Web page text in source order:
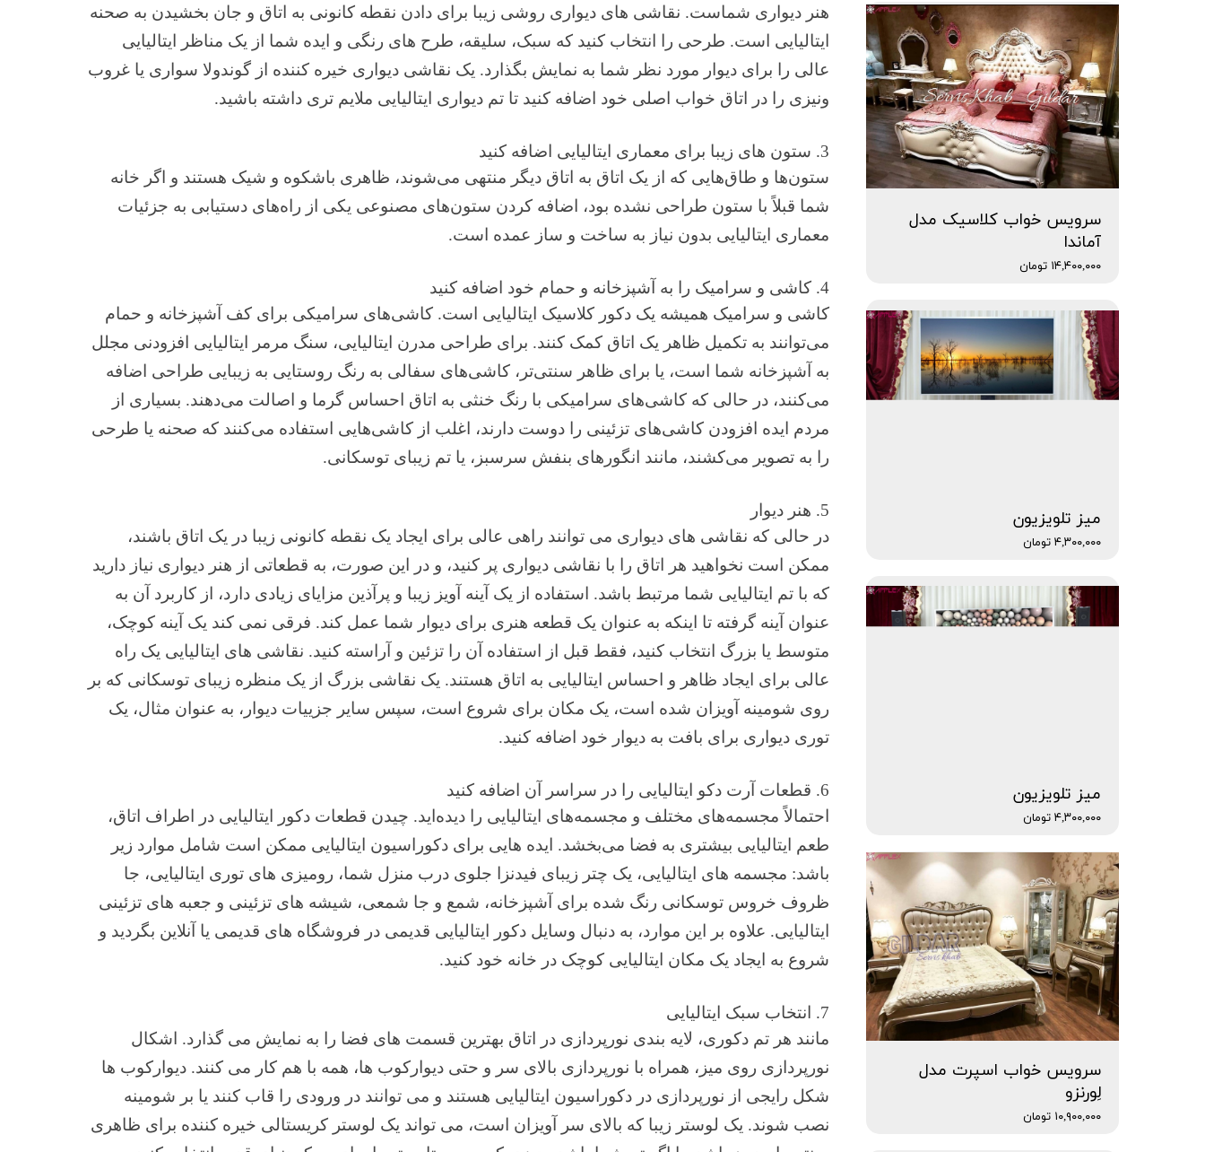
هنر دیواری شماست. نقاشی های دیواری روشی زیبا برای دادن نقطه کانونی به اتاق و جان بخشیدن به صحنه
ایتالیایی است. طرحی را انتخاب کنید که سبک، سلیقه، طرح های رنگی و ایده شما از یک مناظر ایتالیایی
عالی را برای دیوار مورد نظر شما به نمایش بگذارد. یک نقاشی دیواری خیره کننده از گوندولا سواری یا غروب
ونیزی را در اتاق خواب اصلی خود اضافه کنید تا تم دیواری ایتالیایی ملایم تری داشته باشید.
3. ستون های زیبا برای معماری ایتالیایی اضافه کنید
ستون‌ها و طاق‌هایی که از یک اتاق به اتاق دیگر منتهی می‌شوند، ظاهری باشکوه و شیک هستند و اگر خانه
شما قبلاً با ستون طراحی نشده بود، اضافه کردن ستون‌های مصنوعی یکی از راه‌های دستیابی به جزئیات
معماری ایتالیایی بدون نیاز به ساخت و ساز عمده است.
4. کاشی و سرامیک را به آشپزخانه و حمام خود اضافه کنید
کاشی و سرامیک همیشه یک دکور کلاسیک ایتالیایی است. کاشی‌های سرامیکی برای کف آشپزخانه و حمام
می‌توانند به تکمیل ظاهر یک اتاق کمک کنند. برای طراحی مدرن ایتالیایی، سنگ مرمر ایتالیایی افزودنی مجلل
به آشپزخانه شما است، یا برای ظاهر سنتی‌تر، کاشی‌های سفالی به رنگ روستایی به زیبایی طراحی اضافه
می‌کنند، در حالی که کاشی‌های سرامیکی با رنگ خنثی به اتاق احساس گرما و اصالت می‌دهند. بسیاری از
مردم ایده افزودن کاشی‌های تزئینی را دوست دارند، اغلب از کاشی‌هایی استفاده می‌کنند که صحنه یا طرحی
را به تصویر می‌کشند، مانند انگورهای بنفش سرسبز، یا تم زیبای توسکانی.
5. هنر دیوار
در حالی که نقاشی های دیواری می توانند راهی عالی برای ایجاد یک نقطه کانونی زیبا در یک اتاق باشند،
ممکن است نخواهید هر اتاق را با نقاشی دیواری پر کنید، و در این صورت، به قطعاتی از هنر دیواری نیاز دارید
که با تم ایتالیایی شما مرتبط باشد. استفاده از یک آینه آویز زیبا و پرآذین مزایای زیادی دارد، از کاربرد آن به
عنوان آینه گرفته تا اینکه به عنوان یک قطعه هنری برای دیوار شما عمل کند. فرقی نمی کند یک آینه کوچک،
متوسط یا بزرگ انتخاب کنید، فقط قبل از استفاده آن را تزئین و آراسته کنید. نقاشی های ایتالیایی یک راه
عالی برای ایجاد ظاهر و احساس ایتالیایی به اتاق هستند. یک نقاشی بزرگ از یک منظره زیبای توسکانی که بر
روی شومینه آویزان شده است، یک مکان برای شروع است، سپس سایر جزییات دیوار، به عنوان مثال، یک
توری دیواری برای بافت به دیوار خود اضافه کنید.
6. قطعات آرت دکو ایتالیایی را در سراسر آن اضافه کنید
احتمالاً مجسمه‌های مختلف و مجسمه‌های ایتالیایی را دیده‌اید. چیدن قطعات دکور ایتالیایی در اطراف اتاق،
طعم ایتالیایی بیشتری به فضا می‌بخشد. ایده هایی برای دکوراسیون ایتالیایی ممکن است شامل موارد زیر
باشد: مجسمه های ایتالیایی، یک چتر زیبای فیدنزا جلوی درب منزل شما، رومیزی های توری ایتالیایی، جا
ظروف خروس توسکانی رنگ شده برای آشپزخانه، شمع و جا شمعی، شیشه های تزئینی و جعبه های تزئینی
ایتالیایی. علاوه بر این موارد، به دنبال وسایل دکور ایتالیایی قدیمی در فروشگاه های قدیمی یا آنلاین بگردید و
شروع به ایجاد یک مکان ایتالیایی کوچک در خانه خود کنید.
7. انتخاب سبک ایتالیایی
مانند هر تم دکوری، لایه بندی نورپردازی در اتاق بهترین قسمت های فضا را به نمایش می گذارد. اشکال
نورپردازی روی میز، همراه با نورپردازی بالای سر و حتی دیوارکوب ها، همه با هم کار می کنند. دیوارکوب ها
شکل رایجی از نورپردازی در دکوراسیون ایتالیایی هستند و می توانند در ورودی را قاب کنند یا بر شومینه
نصب شوند. یک لوستر زیبا که بالای سر آویزان است، می تواند یک لوستر کریستالی خیره کننده برای ظاهری
سرویس خواب کلاسیک مدل
آماندا
۱۴,۴۰۰,۰۰۰ تومان
میز تلویزیون
۴,۳۰۰,۰۰۰ تومان
میز تلویزیون
۴,۳۰۰,۰۰۰ تومان
سرویس خواب اسپرت مدل
لِورنزو
۱۰,۹۰۰,۰۰۰ تومان